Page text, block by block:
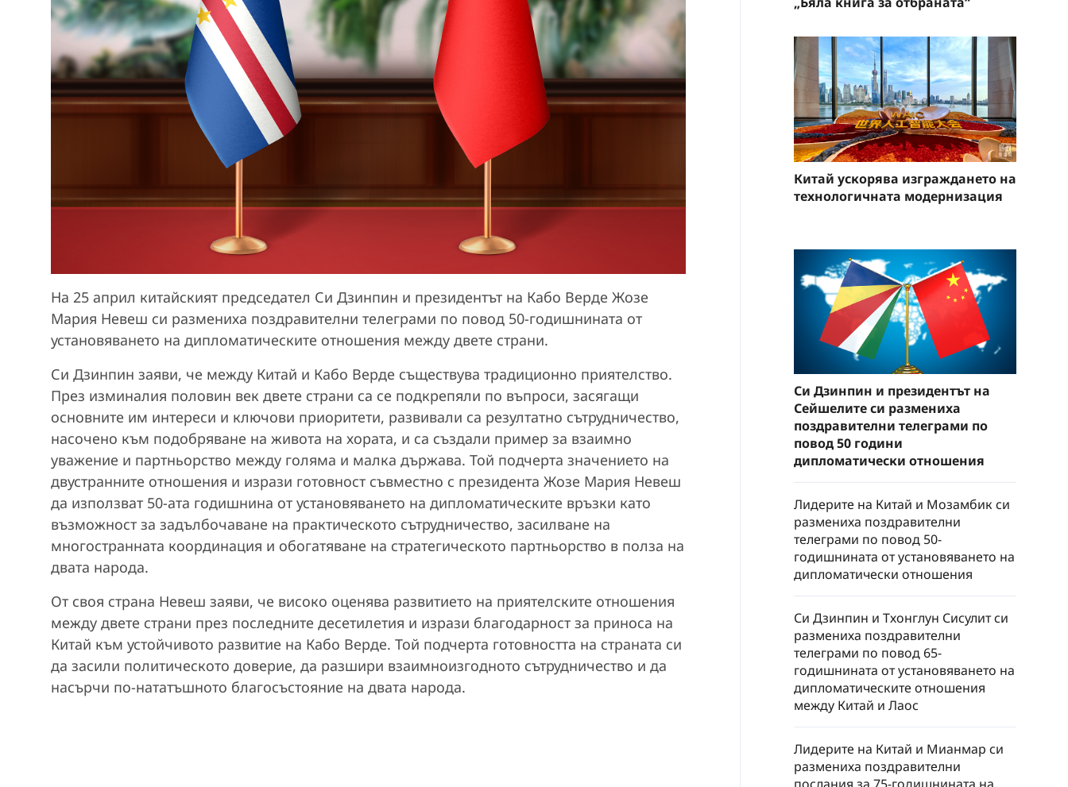
На 25 април китайският председател Си Дзинпин и президентът на Кабо Верде Жозе
Мария Невеш си размениха поздравителни телеграми по повод 50-годишнината от
установяването на дипломатическите отношения между двете страни.
Си Дзинпин заяви, че между Китай и Кабо Верде съществува традиционно приятелство.
През изминалия половин век двете страни са се подкрепяли по въпроси, засягащи
основните им интереси и ключови приоритети, развивали са резултатно сътрудничество,
насочено към подобряване на живота на хората, и са създали пример за взаимно
уважение и партньорство между голяма и малка държава. Той подчерта значението на
двустранните отношения и изрази готовност съвместно с президента Жозе Мария Невеш
да използват 50-ата годишнина от установяването на дипломатическите връзки като
възможност за задълбочаване на практическото сътрудничество, засилване на
многостранната координация и обогатяване на стратегическото партньорство в полза на
двата народа.
От своя страна Невеш заяви, че високо оценява развитието на приятелските отношения
между двете страни през последните десетилетия и изрази благодарност за приноса на
Китай към устойчивото развитие на Кабо Верде. Той подчерта готовността на страната си
да засили политическото доверие, да разшири взаимноизгодното сътрудничество и да
насърчи по-нататъшното благосъстояние на двата народа.
Китай ускорява изграждането на
технологичната модернизация
Си Дзинпин и президентът на
Сейшелите си размениха
поздравителни телеграми по
повод 50 години
дипломатически отношения
Лидерите на Китай и Мозамбик си
размениха поздравителни
телеграми по повод 50-
годишнината от установяването на
дипломатически отношения
Си Дзинпин и Тхонглун Сисулит си
размениха поздравителни
телеграми по повод 65-
годишнината от установяването на
дипломатическите отношения
между Китай и Лаос
Лидерите на Китай и Мианмар си
размениха поздравителни